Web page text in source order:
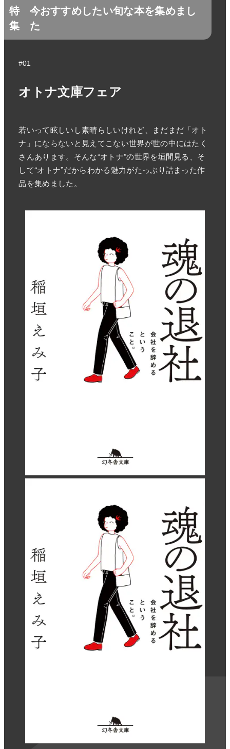
特
集
今おすすめしたい旬な本を集めまし
た
#01
オトナ文庫フェア
若いって眩しいし素晴らしいけれど、まだまだ「オト
ナ」にならないと見えてこない世界が世の中にはたく
さんあります。そんな“オトナ”の世界を垣間見る、そ
して“オトナ”だからわかる魅力がたっぷり詰まった作
品を集めました。